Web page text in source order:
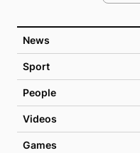
News
Sport
People
Videos
Games